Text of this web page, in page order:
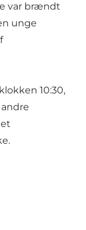
var brændt
unge
10:30,